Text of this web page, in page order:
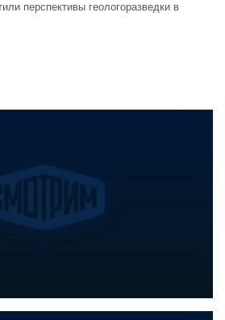
перспективы геологоразведки в